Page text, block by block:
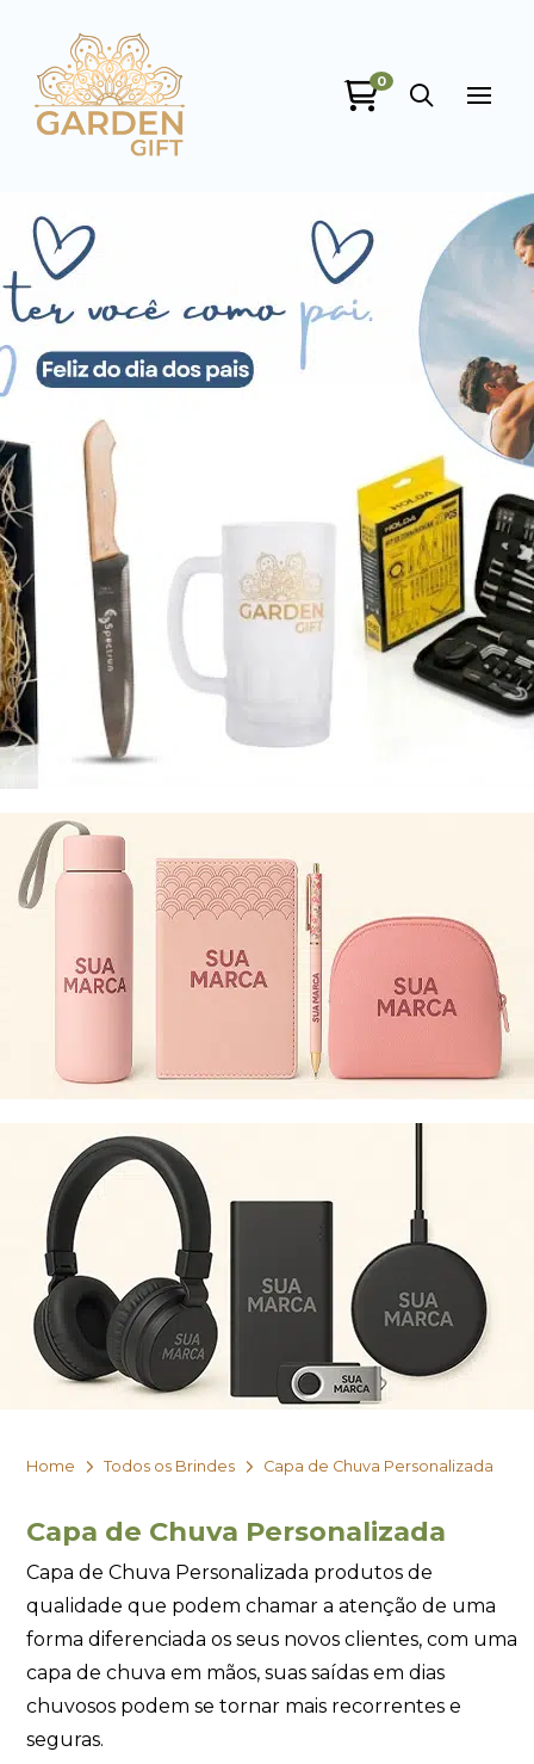
0
Home Todos os Brindes Capa de Chuva Personalizada
Capa de Chuva Personalizada
Capa de Chuva Personalizada produtos de
qualidade que podem chamar a atenção de uma
forma diferenciada os seus novos clientes, com uma
capa de chuva em mãos, suas saídas em dias
chuvosos podem se tornar mais recorrentes e
seguras.
Garden Gift
online
+55
Eu concordo em receber comunicações.
A nossa empresa está comprometida a proteger e respeitar
sua privacidade, utilizaremos seus dados apenas para fins
de marketing. Você pode alterar suas preferências a
qualquer momento.
Iniciar conversa